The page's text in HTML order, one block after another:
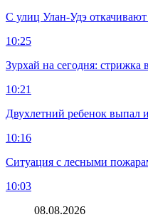
С улиц Улан-Удэ
10:25
Зурхай на сегодня: стрижка
10:21
Двухлетний ребенок выпал
10:16
Ситуация с лесными
10:03
08.08.2026